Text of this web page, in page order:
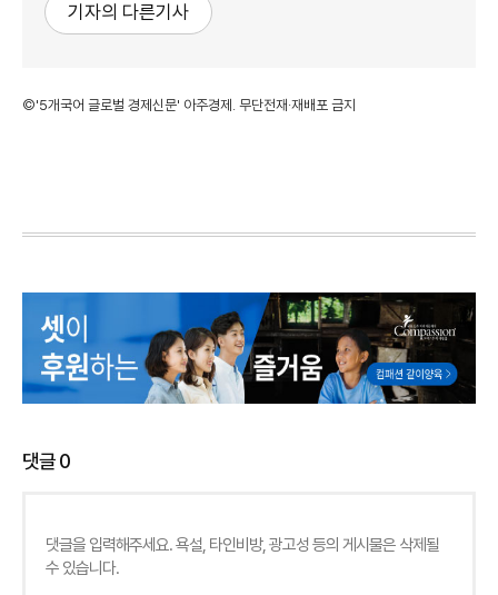
기자의 다른기사
©'5개국어 글로벌 경제신문' 아주경제. 무단전재·재배포 금지
댓글0